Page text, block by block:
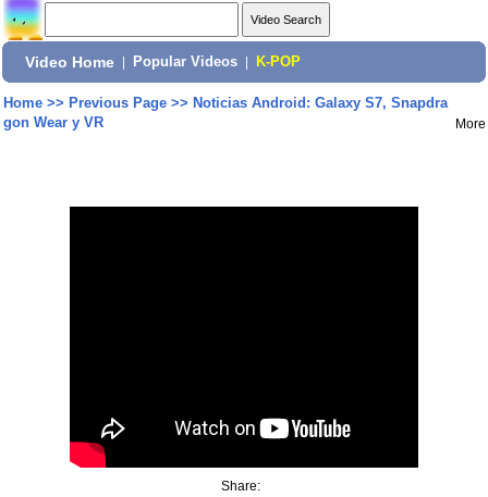
Video Home Popular Videos K-POP
Home>> Previous Page>> Noticias Android: Galaxy S7, Snapdra
gon Wear y VR
More
Share: